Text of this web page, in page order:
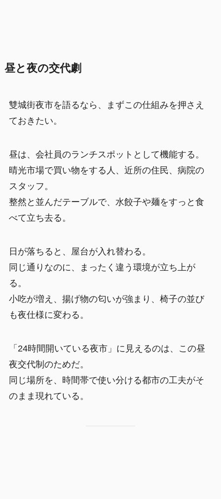
昼と夜の交代劇
雙城街夜市を語るなら、まずこの仕組みを押さえ
ておきたい。
昼は、会社員のランチスポットとして機能する。
晴光市場で買い物をする人、近所の住民、病院の
スタッフ。
整然と並んだテーブルで、水餃子や麺をすっと食
べて立ち去る。
日が落ちると、屋台が入れ替わる。
同じ通りなのに、まったく違う環境が立ち上が
る。
小吃が増え、揚げ物の匂いが強まり、椅子の並び
も夜仕様に変わる。
「24時間開いている夜市」に見えるのは、この昼
夜交代制のためだ。
同じ場所を、時間帯で使い分ける都市の工夫がそ
のまま現れている。